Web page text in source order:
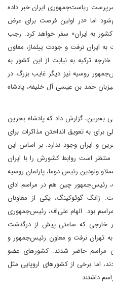
ریاست‌جمهوری ایران خبر داده
اما «در اولین فرصت برای عرض
به ایران» سفر خواهد کرد. رجب
ایران نرفت و جودت ییلماز، معاون
ترکیه به نیابت از این کشور به
روسیه نیز دیگر غایب بزرگ در
حمد بن عیسی آل خلیفه،‌ پادشاه
بحرین،‌ گزارش داد که پادشاه بحرین
به تعویق انداختن مذاکرات برای
و ایران وجود ندارد. بر اساس این
منتظر است روابط کشورش را با ایران
ولودین رئیس دوما، پارلمان روسیه
رئیس‌جمهور چین هم در مراسم ادای
ژانگ گوئوکینگ، یکی از معاونان
بود. الهام علی‌اف، رئیس‌جمهوری
خارجی که ساعتی پیش از درگذشت
به تهران نرفت و معاون رئیس‌جمهور و
مراسم حاضر شدند. کشورهای عضو
اما برخی از کشورهای اروپایی مثل
داشتند.